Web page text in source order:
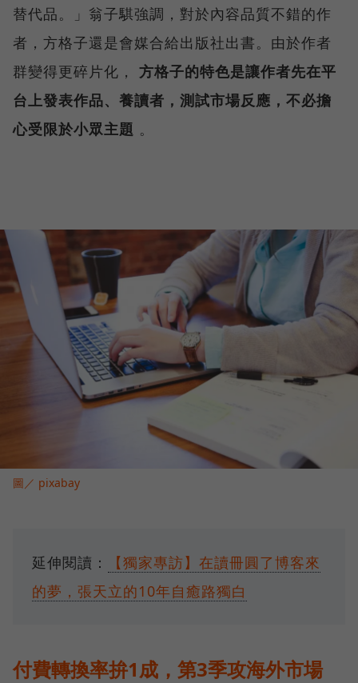
替代品。」翁子騏強調，對於內容品質不錯的作
者，方格子還是會媒合給出版社出書。由於作者
群變得更碎片化， 方格子的特色是讓作者先在平
台上發表作品、養讀者，測試市場反應，不必擔
心受限於小眾主題 。
圖／ pixabay
延伸閱讀：
【獨家專訪】在讀冊圓了博客來
的夢，張天立的10年自癒路獨白
付費轉換率拚1成，第3季攻海外市場